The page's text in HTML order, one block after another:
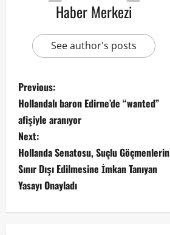
Haber Merkezi
See author's posts
Previous:
Hollandalı baron Edirne’de “wanted”
afişiyle aranıyor
Next:
Hollanda Senatosu, Suçlu Göçmenlerin
Sınır Dışı Edilmesine İmkan Tanıyan
Yasayı Onayladı